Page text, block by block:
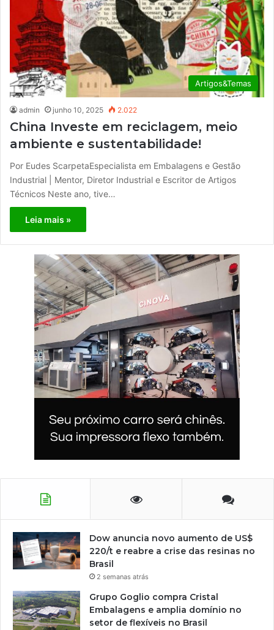
Artigos&Temas
admin junho 10, 2025 2.022
China Investe em reciclagem, meio
ambiente e sustentabilidade!
Por Eudes ScarpetaEspecialista em Embalagens e Gestão
Industrial | Mentor, Diretor Industrial e Escritor de Artigos
Técnicos Neste ano, tive…
Leia mais »
Dow anuncia novo aumento de US$
220/t e reabre a crise das resinas no
Brasil
2 semanas atrás
Grupo Goglio compra Cristal
Embalagens e amplia domínio no
setor de flexíveis no Brasil